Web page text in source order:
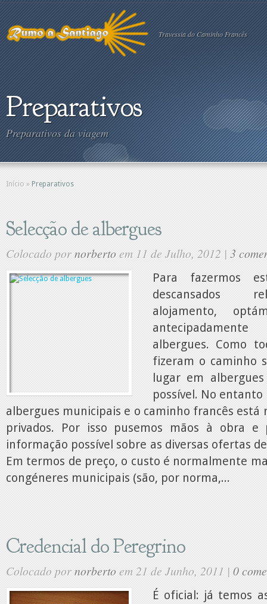
Travessia do Caminho Francês
Preparativos
Preparativos da viagem
Início » Preparativos
Selecção de albergues
Colocado pornorberto em 11 de Julho, 2012 | 3
Para fazermos
descansados
alojamento,
albergues. Como
fizeram o caminho
lugar em
possível. No entanto
albergues municipais e o caminho francês está
privados. Por isso pusemos mãos à obra e
informação possível sobre as diversas ofertas
Em termos de preço, o custo é normalmente
congéneres municipais (são, por norma,...
Credencial do Peregrino
Colocado pornorbertoem 21 de Junho, 2011 | 0
É oficial: já temos